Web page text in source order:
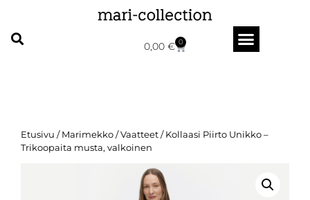
0,00 € 0
Etusivu /Marimekko/Vaatteet/ Kollaasi Piirto Unikko –
Trikoopaita musta, valkoinen